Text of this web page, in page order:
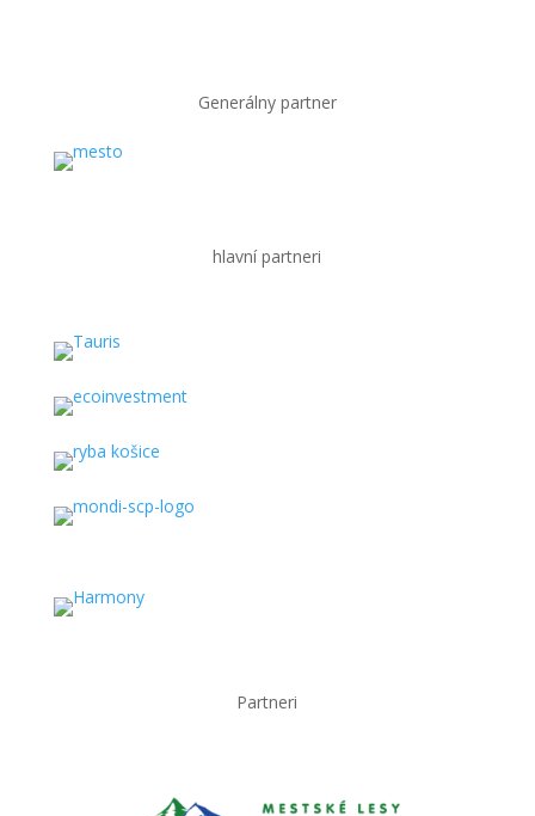
Generálny partner
hlavní partneri
Partneri